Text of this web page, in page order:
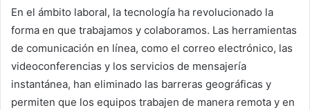
En el ámbito laboral, la tecnología ha revolucionado la
forma en que trabajamos y colaboramos. Las herramientas
de comunicación en línea, como el correo electrónico, las
videoconferencias y los servicios de mensajería
instantánea, han eliminado las barreras geográficas y
permiten que los equipos trabajen de manera remota y en